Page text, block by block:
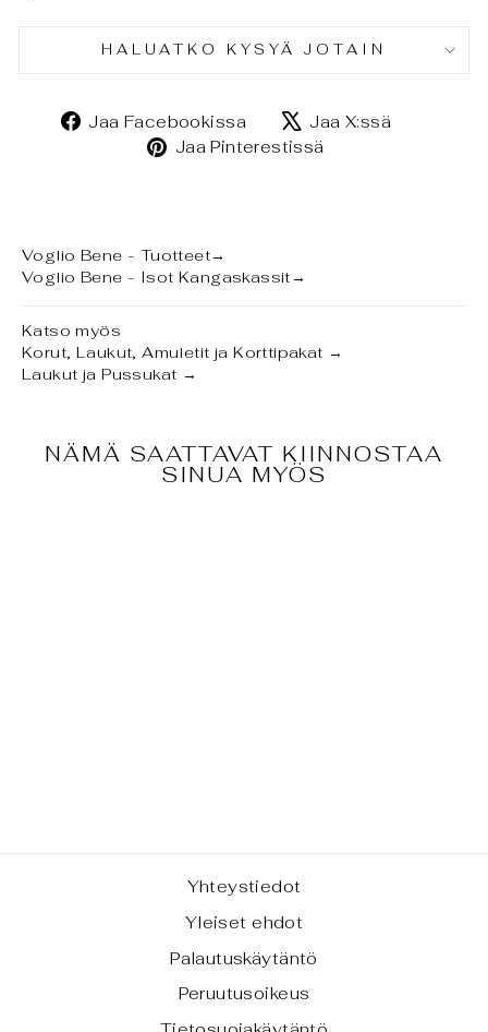
HALUATKO KYSYÄ JOTAIN
Jaa Facebookissa
Jaa
Facebookissa
Jaa X:ssä
Jaa Pinterestissä
Voglio Bene - Tuotteet→
Voglio Bene - Isot Kangaskassit→
Katso myös
Korut, Laukut, Amuletit ja Korttipakat →
Laukut ja Pussukat →
NÄMÄ SAATTAVAT KIINNOSTAA
SINUA MYÖS
Yhteystiedot
Yleiset ehdot
Palautuskäytäntö
Peruutusoikeus